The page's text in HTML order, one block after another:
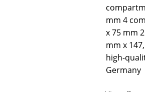
mm 4
x 75 mm
mm x
high-
Germany